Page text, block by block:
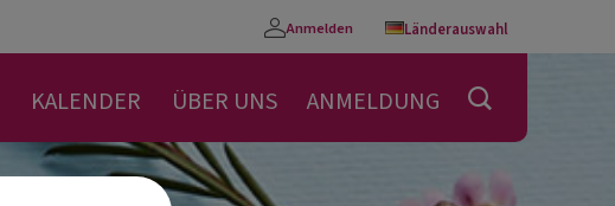
Anmelden
Konto
Länderauswahl
KALENDER ÜBER UNS ANMELDUNG